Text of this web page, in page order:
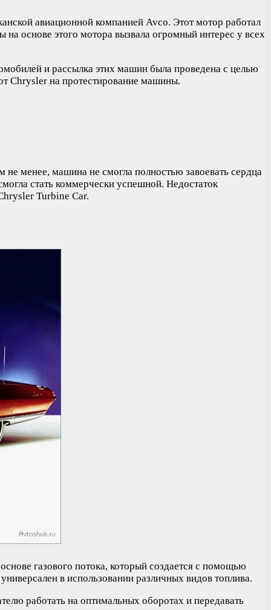
авиационной компанией Avco. Этот мотор работал
основе этого мотора вызвала огромный интерес у всех
и рассылка этих машин была проведена с целью
Chrysler на протестирование машины.
менее, машина не смогла полностью завоевать сердца
стать коммерчески успешной. Недостаток
Turbine Car.
газового потока, который создается с помощью
в использовании различных видов топлива.
работать на оптимальных оборотах и передавать